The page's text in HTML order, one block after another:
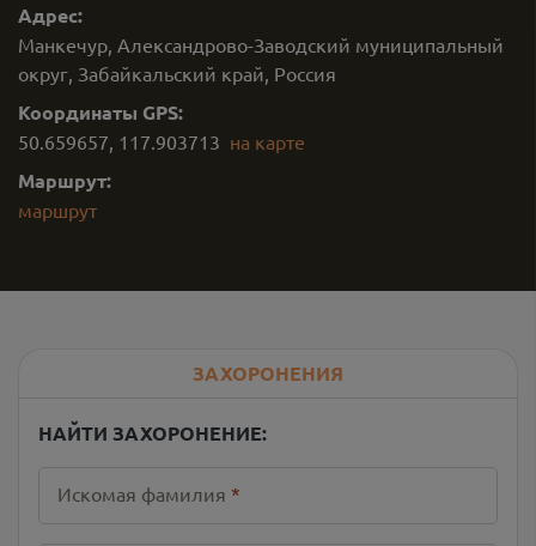
Адрес:
Манкечур, Александрово-Заводский муниципальный
округ, Забайкальский край, Россия
Координаты GPS:
50.659657, 117.903713 на карте
Маршрут:
маршрут
ЗАХОРОНЕНИЯ
НАЙТИ ЗАХОРОНЕНИЕ:
Искомая фамилия *